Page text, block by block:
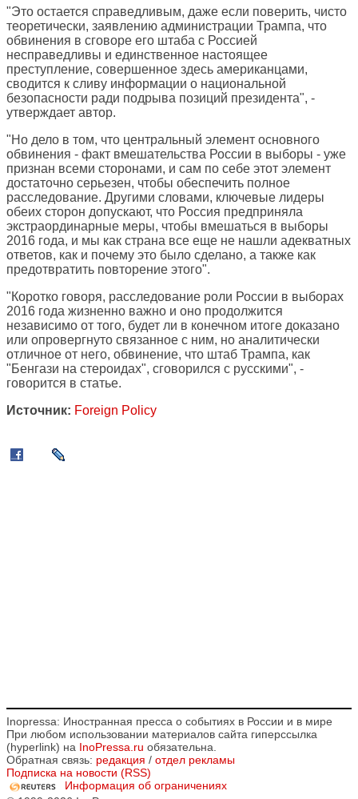
"Это остается справедливым, даже если поверить, чисто
теоретически, заявлению администрации Трампа, что
обвинения в сговоре его штаба с Россией
несправедливы и единственное настоящее
преступление, совершенное здесь американцами,
сводится к сливу информации о национальной
безопасности ради подрыва позиций президента", -
утверждает автор.
"Но дело в том, что центральный элемент основного
обвинения - факт вмешательства России в выборы - уже
признан всеми сторонами, и сам по себе этот элемент
достаточно серьезен, чтобы обеспечить полное
расследование. Другими словами, ключевые лидеры
обеих сторон допускают, что Россия предприняла
экстраординарные меры, чтобы вмешаться в выборы
2016 года, и мы как страна все еще не нашли адекватных
ответов, как и почему это было сделано, а также как
предотвратить повторение этого".
"Коротко говоря, расследование роли России в выборах
2016 года жизненно важно и оно продолжится
независимо от того, будет ли в конечном итоге доказано
или опровергнуто связанное с ним, но аналитически
отличное от него, обвинение, что штаб Трампа, как
"Бенгази на стероидах", сговорился с русскими", -
говорится в статье.
Источник: Foreign Policy
Inopressa: Иностранная пресса о событиях в России и в мире
При любом использовании материалов сайта гиперссылка
(hyperlink) на InoPressa.ru обязательна.
Обратная связь: редакция / отдел рекламы
Подписка на новости (RSS)
Информация об ограничениях